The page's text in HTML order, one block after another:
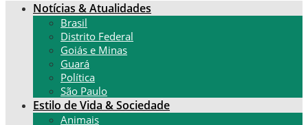
Notícias & Atualidades
Brasil
Distrito Federal
Goiás e Minas
Guará
Política
São Paulo
Estilo de Vida & Sociedade
Animais